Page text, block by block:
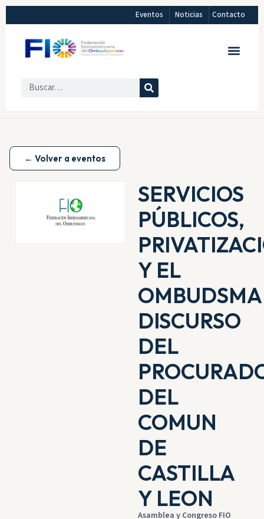
Eventos Noticias Contacto
← Volver a eventos
SERVICIOS
PÚBLICOS,
Y EL
DISCURSO
DEL
DEL
COMUN
DE
CASTILLA
Y LEON
Asamblea y Congreso FIO